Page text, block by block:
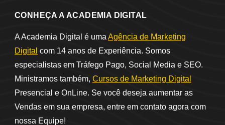
CONHEÇA A ACADEMIA DIGITAL
A Academia Digital é umaAgência de Marketing
Digital com 14 anos de Experiência. Somos
especialistas em Tráfego Pago, Social Media e SEO.
Ministramos também, Cursos de Marketing Digital
Presencial e OnLine. Se você deseja aumentar as
Vendas em sua empresa, entre em contato agora com
nossa Equipe!